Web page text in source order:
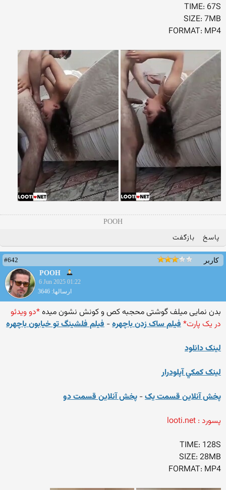
TIME: 67S
SIZE: 7MB
FORMAT: MP4
POOH
پاسخ بازگفت
کاربر
#642
POOH
6 Jun 2025 01:22
ارسالها: 3646
بدن نمایی میلف گوشتی محجبه کص و کونش نشون میده*دو ویدئو
در یک پارت*فیلم ساک زدن باچهره- فیلم فلشینگ تو خیابون باچهره
لينک دانلود
لينک کمکي آپلودرار
پخش آنلاين قسمت يک- پخش آنلاين قسمت دو
پسورد : looti.net
TIME: 128S
SIZE: 28MB
FORMAT: MP4